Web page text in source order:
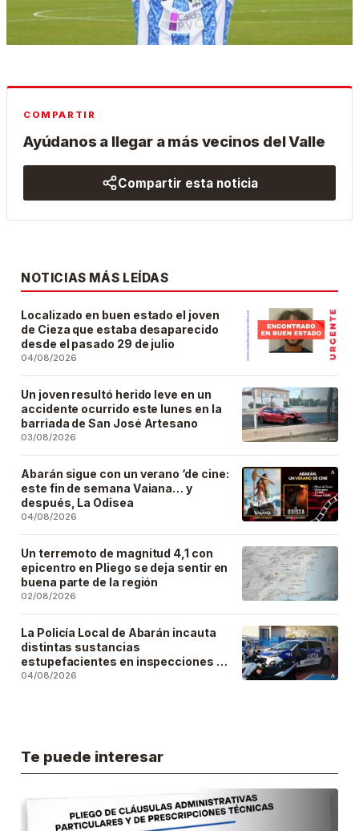
COMPARTIR
Ayúdanos a llegar a más vecinos del Valle
Compartir esta noticia
NOTICIAS MÁS LEÍDAS
Localizado en buen estado el joven
de Cieza que estaba desaparecido
desde el pasado 29 de julio
04/08/2026
Un joven resultó herido leve en un
accidente ocurrido este lunes en la
barriada de San José Artesano
03/08/2026
Abarán sigue con un verano ‘de cine:
este fin de semana Vaiana… y
después, La Odisea
04/08/2026
Un terremoto de magnitud 4,1 con
epicentro en Pliego se deja sentir en
buena parte de la región
02/08/2026
La Policía Local de Abarán incauta
distintas sustancias
estupefacientes en inspecciones a
locales públicos del municipio
04/08/2026
Te puede interesar